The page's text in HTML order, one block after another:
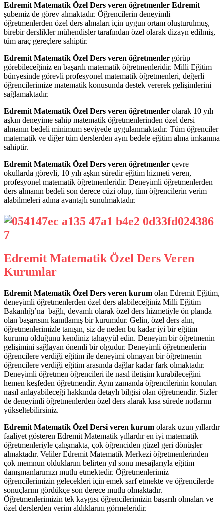
Edremit Matematik Özel Ders veren öğretmenler Edremit
şubemiz de görev almaktadır. Öğrencilerin deneyimli
öğretmenlerden özel ders almaları için uygun ortam oluşturulmuş,
birebir derslikler mühendisler tarafından özel olarak dizayn edilmiş,
tüm araç gereçlere sahiptir.
Edremit Matematik Özel Ders veren öğretmenler görüp
görebileceğiniz en başarılı matematik öğretmenleridir. Milli Eğitim
bünyesinde görevli profesyonel matematik öğretmenleri, değerli
öğrencilerimize matematik konusunda destek vererek gelişimlerini
sağlamaktadır.
Edremit Matematik Özel Ders veren öğretmenler olarak 10 yılı
aşkın deneyime sahip matematik öğretmenlerinden özel dersi
almanın bedeli minimum seviyede uygulanmaktadır. Tüm öğrenciler
matematik ve diğer tüm derslerden aynı bedele eğitim alma imkanına
sahiptir.
Edremit Matematik Özel Ders veren öğretmenler çevre
okullarda görevli, 10 yılı aşkın süredir eğitim hizmeti veren,
profesyonel matematik öğretmenleridir. Deneyimli öğretmenlerden
ders almanın bedeli son derece cüzi olup, tüm öğrencilerin verim
alabilmeleri adına avantajlı sunulmaktadır.
Edremit Matematik Özel Ders Veren
Kurumlar
Edremit Matematik Özel Ders veren kurum olan Edremit Eğitim,
deneyimli öğretmenlerden özel ders alabileceğiniz Milli Eğitim
Bakanlığı’na bağlı, devamlı olarak özel ders hizmetiyle ön planda
olan başarısını kanıtlamış bir kurumdur. Gelin, özel ders alın,
öğretmenlerimizle tanışın, siz de neden bu kadar iyi bir eğitim
kurumu olduğunu kendiniz tahayyül edin. Deneyim bir öğretmenin
gelişimini sağlayan önemli bir olgudur. Deneyimli öğretmenlerin
öğrencilere verdiği eğitim ile deneyimi olmayan bir öğretmenin
öğrencilere verdiği eğitim arasında dağlar kadar fark olmaktadır.
Deneyimli öğretmen öğrencileri ile nasıl iletişim kurabileceğini
hemen keşfeden öğretmendir. Aynı zamanda öğrencilerinin konuları
nasıl anlayabileceği hakkında detaylı bilgisi olan öğretmendir. Sizler
de deneyimli öğretmenlerden özel ders alarak kısa sürede notlarını
yükseltebilirsiniz.
Edremit Matematik Özel Dersi veren kurum olarak uzun yıllardır
faaliyet gösteren Edremit Matematik yıllardır en iyi matematik
öğretmenleriyle çalışmakta, çok öğrenciden güzel geri dönüşler
almaktadır. Veliler Edremit Matematik Merkezi öğretmenlerinden
çok memnun olduklarını belirten yıl sonu mesajlarıyla eğitim
danışmanlarımızı mutlu etmektedir. Öğretmenlerimiz
öğrencilerimizin gelecekleri için emek sarf etmekte ve öğrencilerde
sonuçlarını gördükçe son derece mutlu olmaktadır.
Öğretmenlerimizin tek kaygısı öğrencilerimizin başarılı olmaları ve
özel derslerden verim aldıklarını görmeleridir.